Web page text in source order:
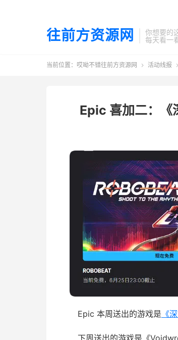
往前方资源网
你想要的
每天看一
当前位置： 哎呦不错往前方资源网  活动线报 
Epic 喜加二：《
Epic 本周送出的游戏是 《
下周送出的游戏是《